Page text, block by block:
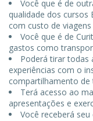
Você que é de
qualidade dos cursos
com custo de
Você que é de
gastos como
Poderá tirar todas
experiências com o
compartilhamento de
Terá acesso ao
apresentações e
Você receberá